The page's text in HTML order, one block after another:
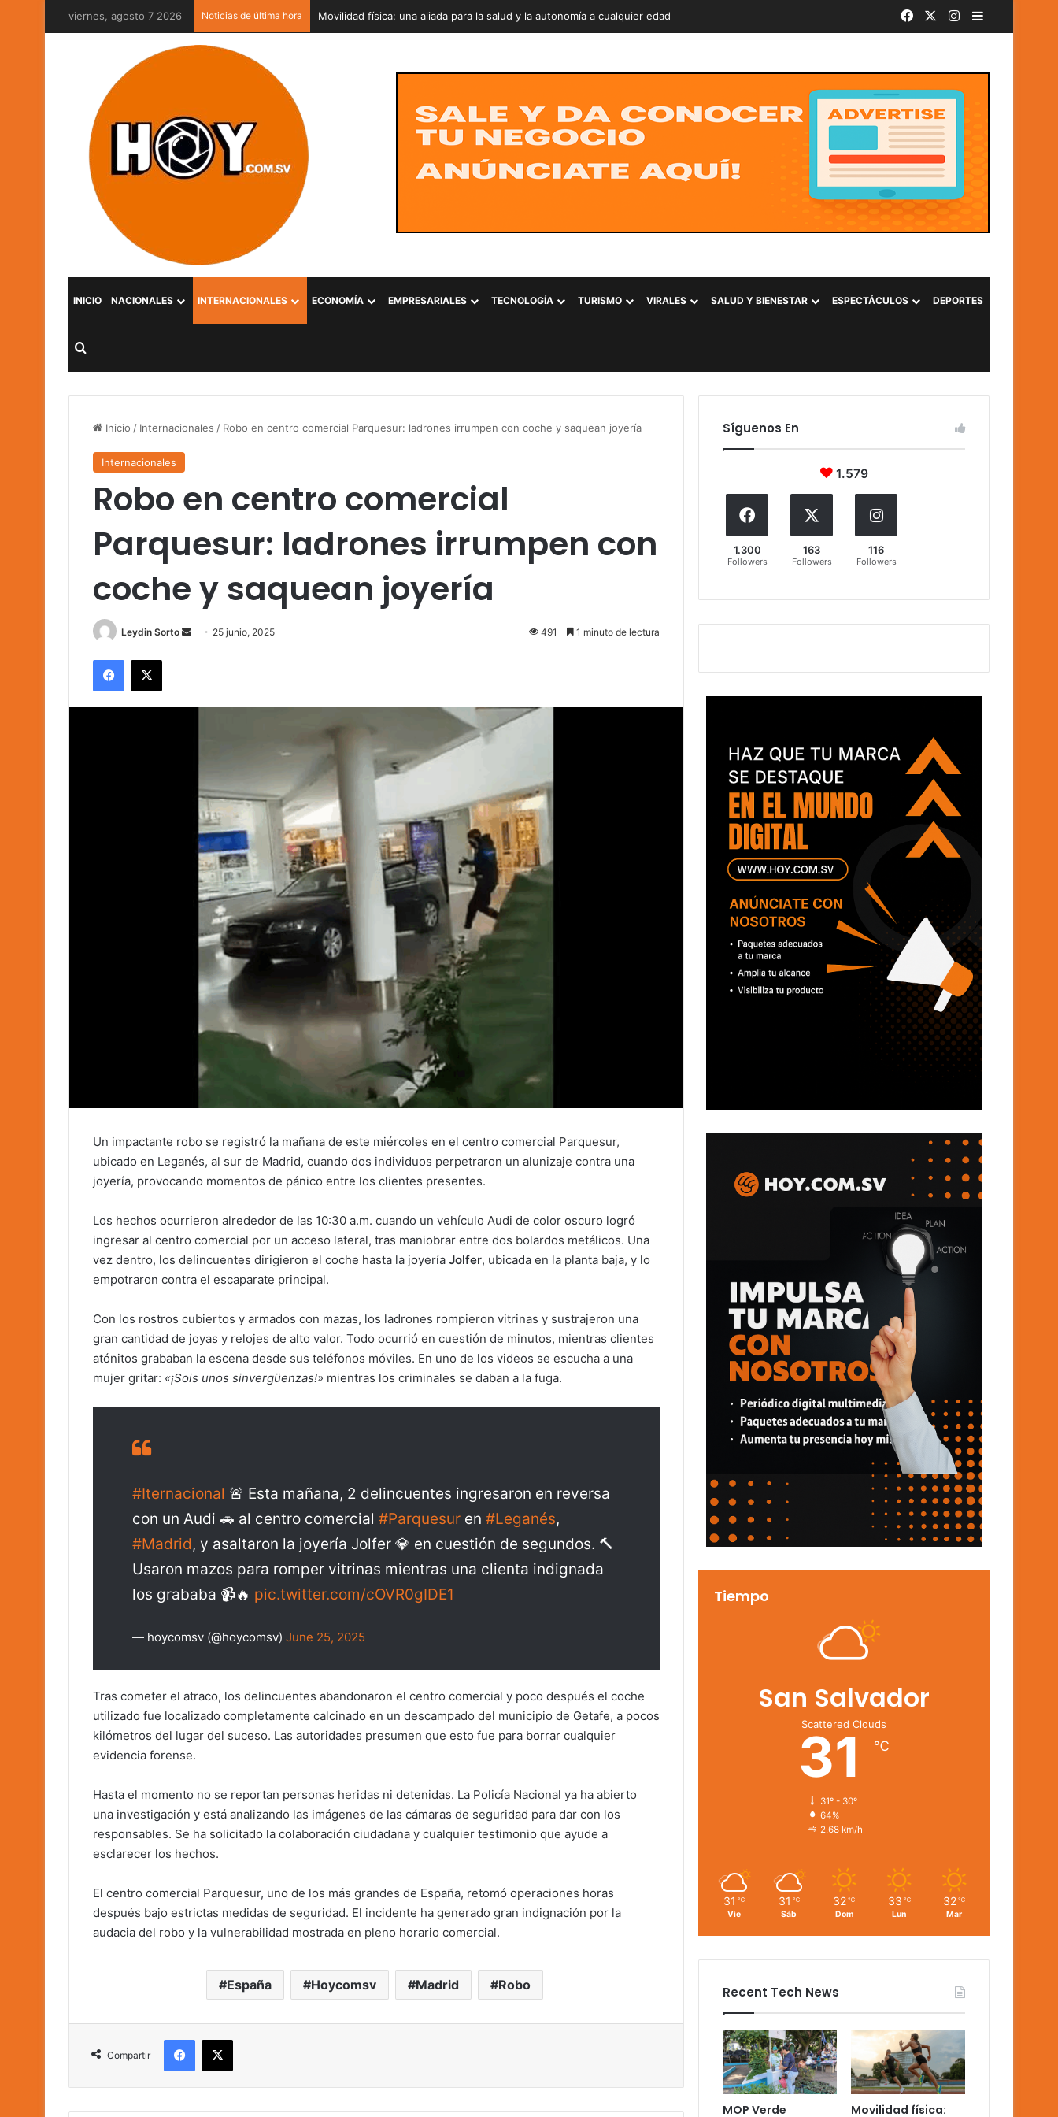
viernes, agosto 7 2026 Noticias de última hora Parque de Aventuras Surf City Walter Thilo Deininger impulsa el turismo de aventura en La Libertad FacebookInstagram
Barra lateral
INICIO NACIONALES INTERNACIONALES ECONOMÍA EMPRESARIALES TECNOLOGÍA TURISMO VIRALES SALUD Y BIENESTAR ESPECTÁCULOS DEPORTES
Buscar por
Inicio / Internacionales / Robo en centro comercial Parquesur: ladrones irrumpen con coche y saquean joyería
Internacionales
Robo en centro comercial
Parquesur: ladrones irrumpen con
coche y saquean joyería
Leydin Sorto
Send 25 junio, 2025 491 1 minuto de lectura
Facebook
X
Un impactante robo se registró la mañana de este miércoles en el centro comercial Parquesur,
ubicado en Leganés, al sur de Madrid, cuando dos individuos perpetraron un alunizaje contra una
joyería, provocando momentos de pánico entre los clientes presentes.
Los hechos ocurrieron alrededor de las 10:30 a.m. cuando un vehículo Audi de color oscuro logró
ingresar al centro comercial por un acceso lateral, tras maniobrar entre dos bolardos metálicos. Una
vez dentro, los delincuentes dirigieron el coche hasta la joyería Jolfer, ubicada en la planta baja, y lo
empotraron contra el escaparate principal.
Con los rostros cubiertos y armados con mazas, los ladrones rompieron vitrinas y sustrajeron una
gran cantidad de joyas y relojes de alto valor. Todo ocurrió en cuestión de minutos, mientras clientes
atónitos grababan la escena desde sus teléfonos móviles. En uno de los videos se escucha a una
mujer gritar: «¡Sois unos sinvergüenzas!» mientras los criminales se daban a la fuga.
#Iternacional 🚨 Esta mañana, 2 delincuentes ingresaron en reversa
con un Audi 🚗 al centro comercial #Parquesur en #Leganés,
#Madrid, y asaltaron la joyería Jolfer 💎 en cuestión de segundos. 🔨
Usaron mazos para romper vitrinas mientras una clienta indignada
los grababa 📹🔥 pic.twitter.com/cOVR0gIDE1
— hoycomsv (@hoycomsv) June 25, 2025
Tras cometer el atraco, los delincuentes abandonaron el centro comercial y poco después el coche
utilizado fue localizado completamente calcinado en un descampado del municipio de Getafe, a pocos
kilómetros del lugar del suceso. Las autoridades presumen que esto fue para borrar cualquier
evidencia forense.
Hasta el momento no se reportan personas heridas ni detenidas. La Policía Nacional ya ha abierto
una investigación y está analizando las imágenes de las cámaras de seguridad para dar con los
responsables. Se ha solicitado la colaboración ciudadana y cualquier testimonio que ayude a
esclarecer los hechos.
El centro comercial Parquesur, uno de los más grandes de España, retomó operaciones horas
después bajo estrictas medidas de seguridad. El incidente ha generado gran indignación por la
audacia del robo y la vulnerabilidad mostrada en pleno horario comercial.
España Hoycomsv Madrid Robo
Compartir
Facebook
X
Síguenos En
1.579
1.300
Followers
163
Followers
116
Followers
Tiempo
San Salvador
Scattered Clouds
31 ℃
31º - 30º
64%
2.68 km/h
31 ℃
Vie
31 ℃
Sáb
32 ℃
Dom
33 ℃
Lun
32 ℃
Mar
Recent Tech News
MOP Verde
Movilidad física: